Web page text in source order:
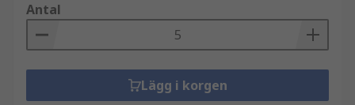
Antal
Lägg i korgen